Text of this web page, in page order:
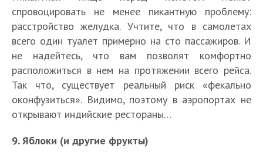
спровоцировать не менее пикантную проблему:
расстройство желудка. Учтите, что в самолетах
всего один туалет примерно на сто пассажиров. И
не надейтесь, что вам позволят комфортно
расположиться в нем на протяжении всего рейса.
Так что, существует реальный риск «фекально
оконфузиться». Видимо, поэтому в аэропортах не
открывают индийские рестораны…
9. Яблоки (и другие фрукты)